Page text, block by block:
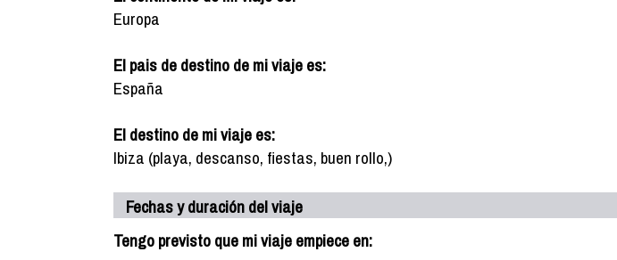
Europa
El pais de destino de mi viaje es:
España
El destino de mi viaje es:
Ibiza (playa, descanso, fiestas, buen rollo,)
Fechas y duración del viaje
Tengo previsto que mi viaje empiece en: